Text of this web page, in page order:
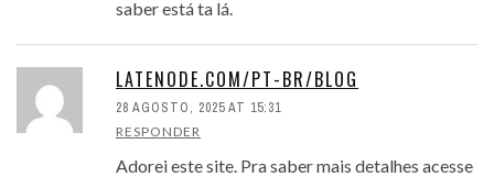
saber está ta lá.
LATENODE.COM/PT-BR/BLOG
28 AGOSTO, 2025 AT 15:31
RESPONDER
Adorei este site. Pra saber mais detalhes acesse